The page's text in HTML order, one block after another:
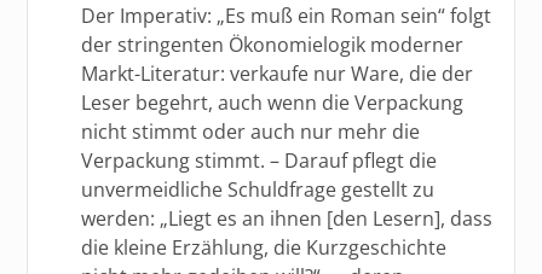
Der Imperativ: „Es muß ein Roman sein“ folgt
der stringenten Ökonomielogik moderner
Markt-Literatur: verkaufe nur Ware, die der
Leser begehrt, auch wenn die Verpackung
nicht stimmt oder auch nur mehr die
Verpackung stimmt. – Darauf pflegt die
unvermeidliche Schuldfrage gestellt zu
werden: „Liegt es an ihnen [den Lesern], dass
die kleine Erzählung, die Kurzgeschichte